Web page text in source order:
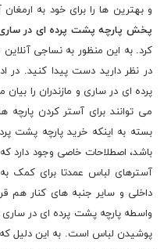
و بهترین ها را برای خود به
پخش پارچه پشت پرده ای در ساری
کرد. به این منظور به نساجی آنلاین
در نظر دارید دست پیدا کنید. در
پرده ای در ساری و مازندران را
می توانند برای آستر کردن
بسته به اینکه خرید پارچه پشت
باشد، اصطلاحات خاصی وجود دارد
آسترهای لباس عمدتا برای کمک
داخلی و سایر جنبه های کنار هم
واسطه پارچه پشت پرده ای در
پوشیدن لباس است. به این دلیل